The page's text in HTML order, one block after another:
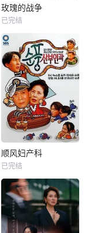
玫瑰的战争
已完结
顺风妇产科
已完结